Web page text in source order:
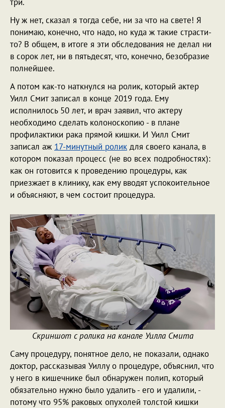
Ну ж нет, сказал я тогда себе, ни за что на свете! Я
понимаю, конечно, что надо, но куда ж такие страсти-
то? В общем, в итоге я эти обследования не делал ни
в сорок лет, ни в пятьдесят, что, конечно, безобразие
полнейшее.
А потом как-то наткнулся на ролик, который актер
Уилл Смит записал в конце 2019 года. Ему
исполнилось 50 лет, и врач заявил, что актеру
необходимо сделать колоноскопию - в плане
профилактики рака прямой кишки. И Уилл Смит
записал аж 17-минутный ролик для своего канала, в
котором показал процесс (не во всех подробностях):
как он готовится к проведению процедуры, как
приезжает в клинику, как ему вводят успокоительное
и объясняют, в чем состоит процедура.
Скриншот с ролика на канале Уилла Смита
Саму процедуру, понятное дело, не показали, однако
доктор, рассказывая Уиллу о процедуре, объяснил, что
у него в кишечнике был обнаружен полип, который
обязательно нужно было удалить - его и удалили, -
потому что 95% раковых опухолей толстой кишки